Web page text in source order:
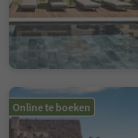
Online te boeken